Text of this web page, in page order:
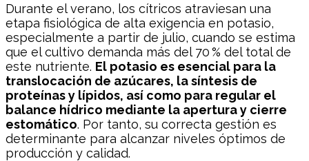
Durante el verano, los cítricos atraviesan una
etapa fisiológica de alta exigencia en potasio,
especialmente a partir de julio, cuando se estima
que el cultivo demanda más del 70 % del total de
este nutriente. El potasio es esencial para la
translocación de azúcares, la síntesis de
proteínas y lípidos, así como para regular el
balance hídrico mediante la apertura y cierre
estomático. Por tanto, su correcta gestión es
determinante para alcanzar niveles óptimos de
producción y calidad.